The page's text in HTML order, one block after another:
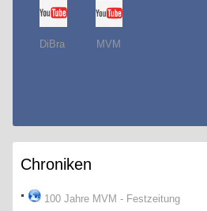
DiBra MVM
Chroniken
100 Jahre MVM - Festzeitung